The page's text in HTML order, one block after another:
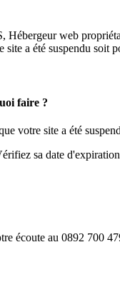
Hébergeur web
site a été suspendu
faire ?
votre site a été
sa date
écoute au 0892 700